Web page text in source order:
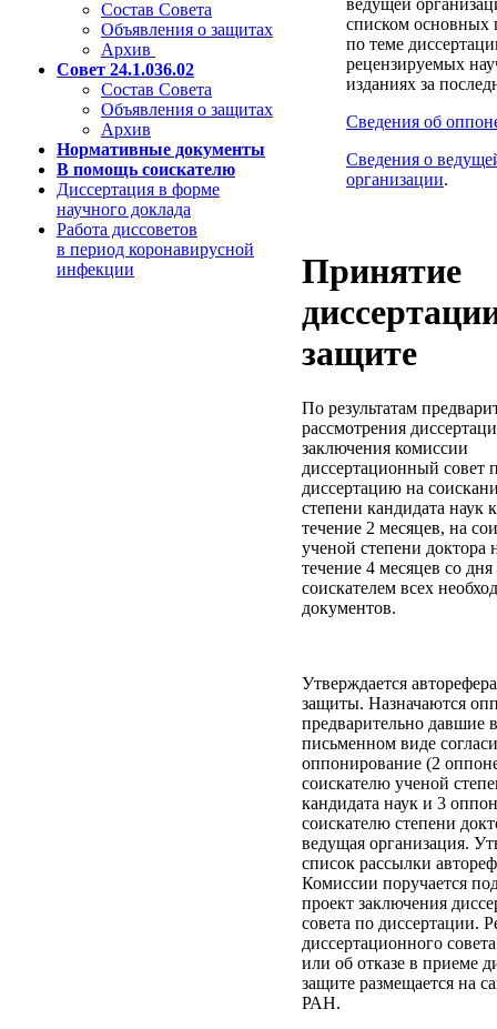
Состав Совета
Объявления о защитах
Архив
Совет 24.1.036.02
Состав Совета
Объявления о защитах
Архив
Нормативные документы
В помощь соискателю
Диссертация в форме
научного доклада
Работа диссоветов
в период коронавирусной
инфекции
списком основных
по теме
рецензируемых
изданиях за
Сведения об
Cведения о
организации.
Принятие
защите
По результатам
рассмотрения
заключения комиссии
диссертационный совет
диссертацию на
степени кандидата наук
течение 2 месяцев, на
ученой степени доктора
течение 4 месяцев со
соискателем всех
документов.
Утверждается
защиты. Назначаются
предварительно давшие в
письменном виде
оппонирование (2
соискателю ученой
кандидата наук и 3
соискателю степени
ведущая организация.
список рассылки
Комиссии поручается
проект заключения
совета по диссертации.
диссертационного
или об отказе в приеме
защите размещается на
РАН.